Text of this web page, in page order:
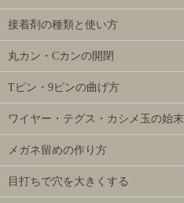
接着剤の種類と使い方
丸カン・Cカンの開閉
Tピン・9ピンの曲げ方
ワイヤー・テグス・カシメ玉の始末
メガネ留めの作り方
目打ちで穴を大きくする